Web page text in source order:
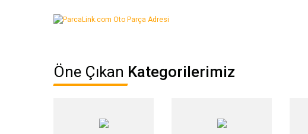
Bu ürünün fiyat bilgisi, resim, ürün açıklamalarında ve diğer konularda
Ürün açıklamasında eksik bilgiler bulunuyor.
Bu ürüne benzer farklı alternatifler olmalı.
Öne Çıkan Kategorilerimiz